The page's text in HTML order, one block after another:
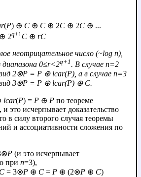
(P) ⊕ C ⊕ C ⊕ 2C ⊕ 2C ⊕ ...
⊕ 2q+1 C ⊕ rC
неотрицательное число (~log n),
0≤r<2q+1. В случае n=2
2⊗P = P ⊕ lcar(P) , а в случае n=3
3⊗P = P ⊕ lcar(P) ⊕ C.
lcar(P) = P ⊕ P по теореме
это исчерпывает доказательство
в силу второго случая теоремы
и ассоциативности сложения по
P (и это исчерпывает
при n=3),
C = 3⊗P ⊕ C = P ⊕ (2⊗P ⊕ C)